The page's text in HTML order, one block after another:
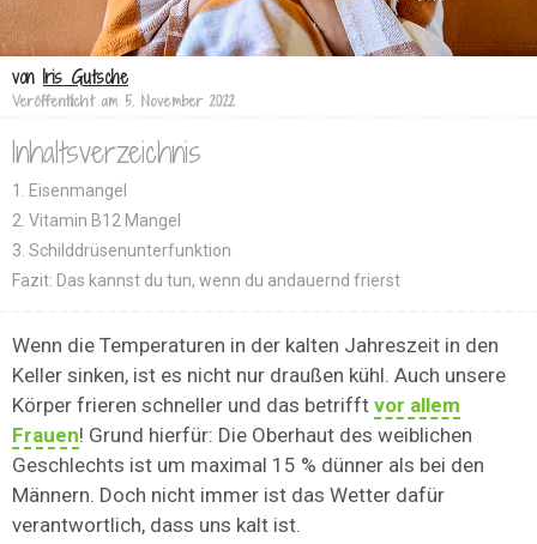
von Iris Gutsche
Veröffentlicht am 5. November 2022
Inhaltsverzeichnis
1. Eisenmangel
2. Vitamin B12 Mangel
3. Schilddrüsenunterfunktion
Fazit: Das kannst du tun, wenn du andauernd frierst
Wenn die Temperaturen in der kalten Jahreszeit in den
Keller sinken, ist es nicht nur draußen kühl. Auch unsere
Körper frieren schneller und das betrifft vor allem
Frauen! Grund hierfür: Die Oberhaut des weiblichen
Geschlechts ist um maximal 15 % dünner als bei den
Männern. Doch nicht immer ist das Wetter dafür
verantwortlich, dass uns kalt ist.